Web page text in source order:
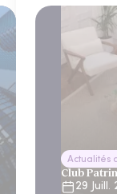
Actualités
Club
29 Juill.